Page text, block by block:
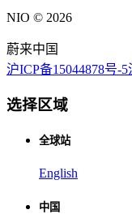
NIO © 2026
蔚来中国
沪ICP备15044878号-5
选择区域
全球站
English
中国